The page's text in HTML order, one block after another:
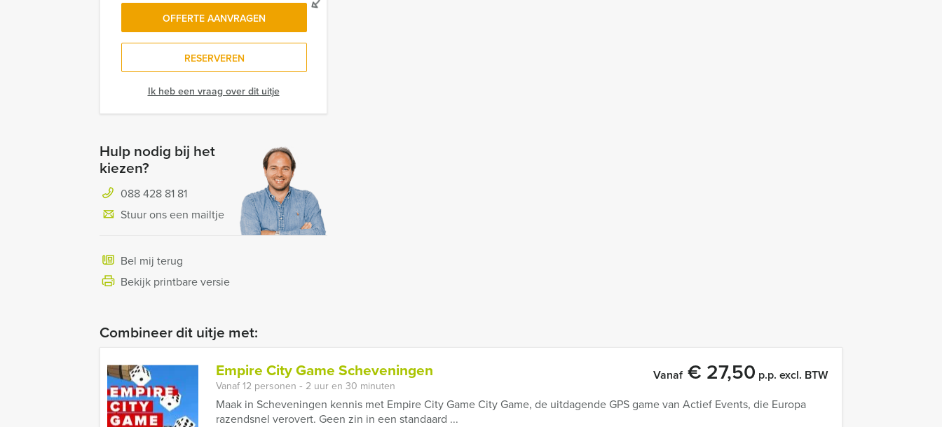
OFFERTE AANVRAGEN
RESERVEREN
Ik heb een vraag over dit uitje
Hulp nodig bij het
kiezen?
088 428 81 81
Stuur ons een mailtje
Bel mij terug
Bekijk printbare versie
Combineer dit uitje met:
Empire City Game Scheveningen Vanaf€ 27,50 p.p. excl. BTW
Vanaf 12 personen ‐ 2 uur en 30 minuten
Maak in Scheveningen kennis met Empire City Game City Game, de uitdagende GPS game van Actief Events, die Europa
razendsnel verovert. Geen zin in een standaard ...